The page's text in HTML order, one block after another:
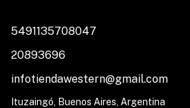
5491135708047
20893696
infotiendawestern@gmail.com
Ituzaingó, Buenos Aires, Argentina